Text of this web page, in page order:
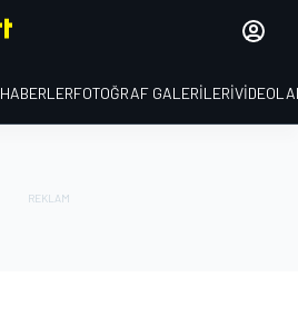
HABERLERFOTOĞRAF GALERILERI